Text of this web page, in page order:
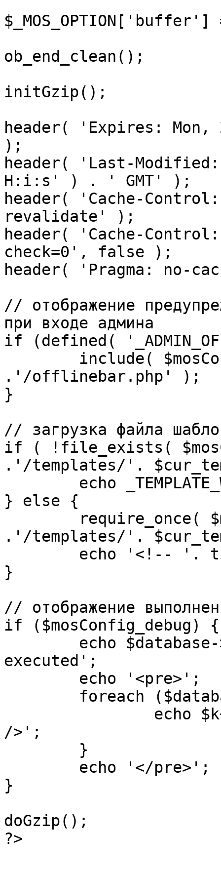
ob_end_clean();
initGzip();
header( 'Expires: Mon,
);
header( 'Last-
H:i:s' ) . ' GMT' );
header( 'Cache-
revalidate' );
header( 'Cache-
check=0', false );
header( 'Pragma: no-
// отображение
при входе админа
if (defined(
.'/offlinebar.php' );
}
// загрузка файла
if ( !file_exists(
.'/templates/'.
} else {
.'/templates/'.
}
// отображение
if ($mosConfig_debug) {
executed';
/>';
}
doGzip();
?>